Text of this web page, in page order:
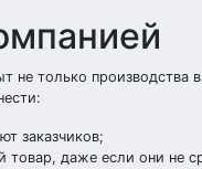
только производства
заказчиков;
даже если они не